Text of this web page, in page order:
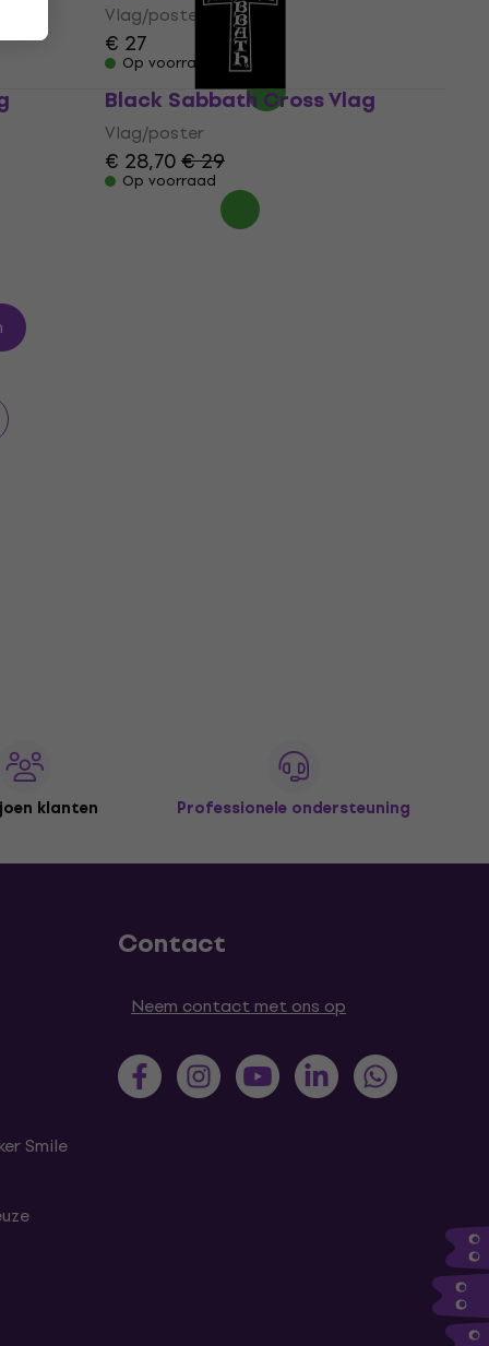
Vlag/poster
€ 27
Op voorraad
Black Sabbath Cross Vlag
Vlag/poster
€ 28,70€ 29
Op voorraad
klanten Professionele ondersteuning
Smile
Contact
Neem contact met ons op